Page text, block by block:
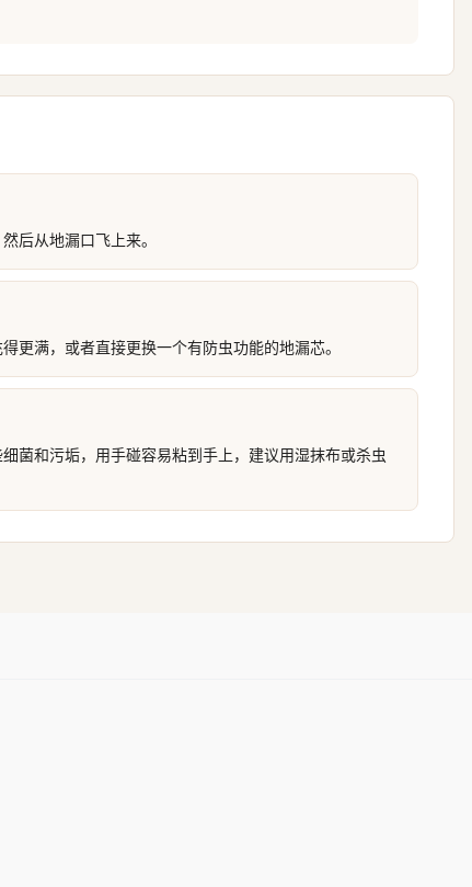
后从地漏口飞上来。
更满，或者直接更换一个有防虫功能的地漏芯。
菌和污垢，用手碰容易粘到手上，建议用湿抹布或杀虫